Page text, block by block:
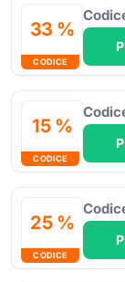
33 %
CODICE
15 %
CODICE
25 %
CODICE